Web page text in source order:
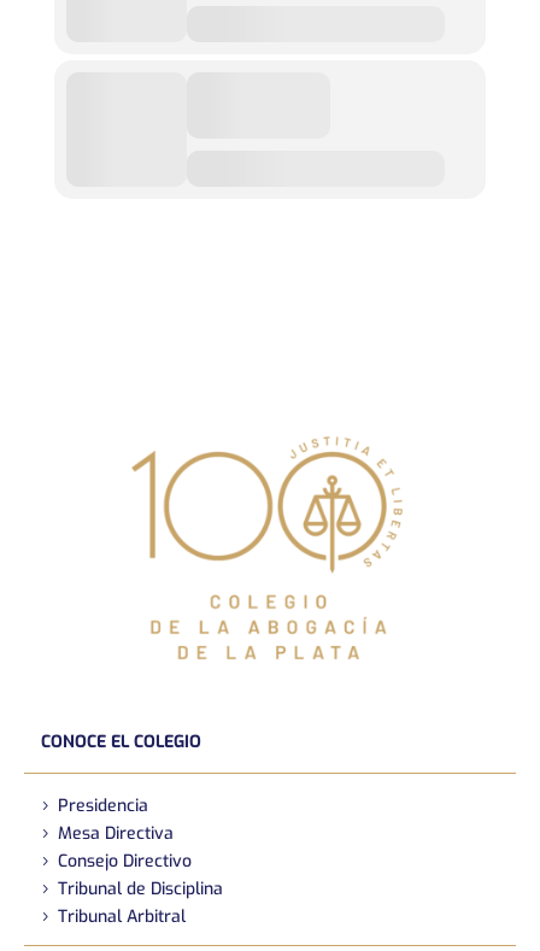
CONOCE EL COLEGIO
Presidencia
Mesa Directiva
Consejo Directivo
Tribunal de Disciplina
Tribunal Arbitral